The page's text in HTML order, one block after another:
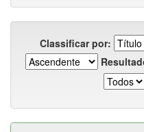
Classificar por: